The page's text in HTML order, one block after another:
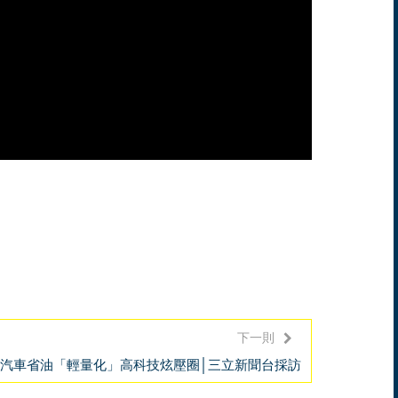
下一則
汽車省油「輕量化」高科技炫壓圈│三立新聞台採訪